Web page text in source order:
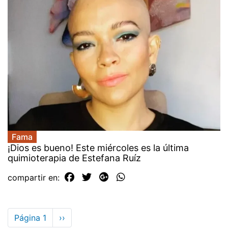
Fama
¡Dios es bueno! Este miércoles es la última
quimioterapia de Estefana Ruíz
compartir en:
Paginación
Página 1
Siguiente
página
››